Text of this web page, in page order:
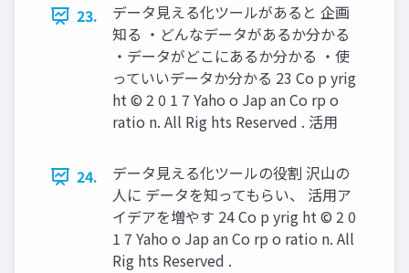
23.
データ見える化ツールがあると 企画
知る ・どんなデータがあるか分かる
・データがどこにあるか分かる ・使
っていいデータか分かる 23 Co p yrig
ht © 2 0 1 7 Yaho o Jap an Co rp o
ratio n. All Rig hts Reserved . 活用
24.
データ見える化ツールの役割 沢山の
人に データを知ってもらい、 活用ア
イデアを増やす 24 Co p yrig ht © 2 0
1 7 Yaho o Jap an Co rp o ratio n. All
Rig hts Reserved .